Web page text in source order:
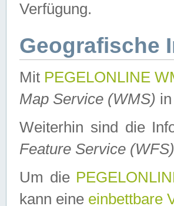
Verfügung.
Geografische
Mit PEGELONLINE
Map Service (WMS)
Weiterhin sind die
Feature Service (WFS)
Um die
kann eine einbettbare